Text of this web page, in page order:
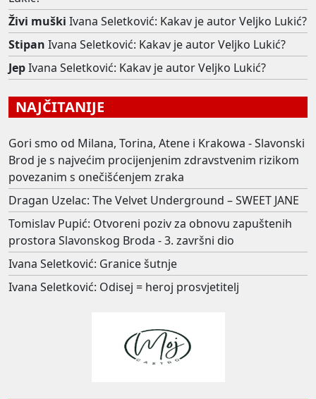
Živi muški Ivana Seletković: Kakav je autor Veljko Lukić?
Stipan Ivana Seletković: Kakav je autor Veljko Lukić?
JepIvana Seletković: Kakav je autor Veljko Lukić?
NAJČITANIJE
Gori smo od Milana, Torina, Atene i Krakowa - Slavonski
Brod je s najvećim procijenjenim zdravstvenim rizikom
povezanim s onečišćenjem zraka
Dragan Uzelac: The Velvet Underground – SWEET JANE
Tomislav Pupić: Otvoreni poziv za obnovu zapuštenih
prostora Slavonskog Broda - 3. završni dio
Ivana Seletković: Granice šutnje
Ivana Seletković: Odisej = heroj prosvjetitelj